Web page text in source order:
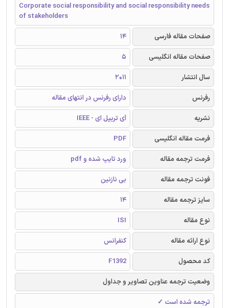
Corporate social responsibility and social responsibility needs
of stakeholders
صفحات مقاله فارسی
14
صفحات مقاله انگلیسی
5
سال انتشار
2011
رفرنس
دارای رفرنس در انتهای مقاله
نشریه
آی تریپل ای - IEEE
فرمت مقاله انگلیسی
PDF
فرمت ترجمه مقاله
ورد تایپ شده و pdf
فونت ترجمه مقاله
بی نازنین
سایز ترجمه مقاله
14
نوع مقاله
ISI
نوع ارائه مقاله
کنفرانس
کد محصول
F1392
وضعیت ترجمه عناوین تصاویر و جداول
ترجمه شده است ✓